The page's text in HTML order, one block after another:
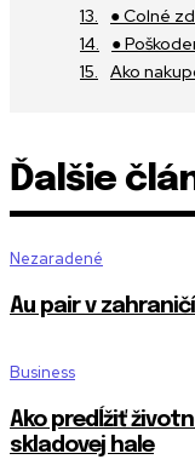
● Colné
●
Ako
Ďalšie
Nezaradené
Au pair v
Business
Ako predĺžiť
skladovej hale